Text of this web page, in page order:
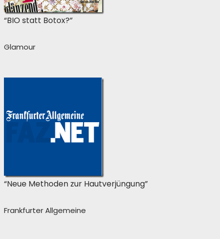
“BIO statt Botox?”
Glamour
“Neue Methoden zur Hautverjüngung”
Frankfurter Allgemeine